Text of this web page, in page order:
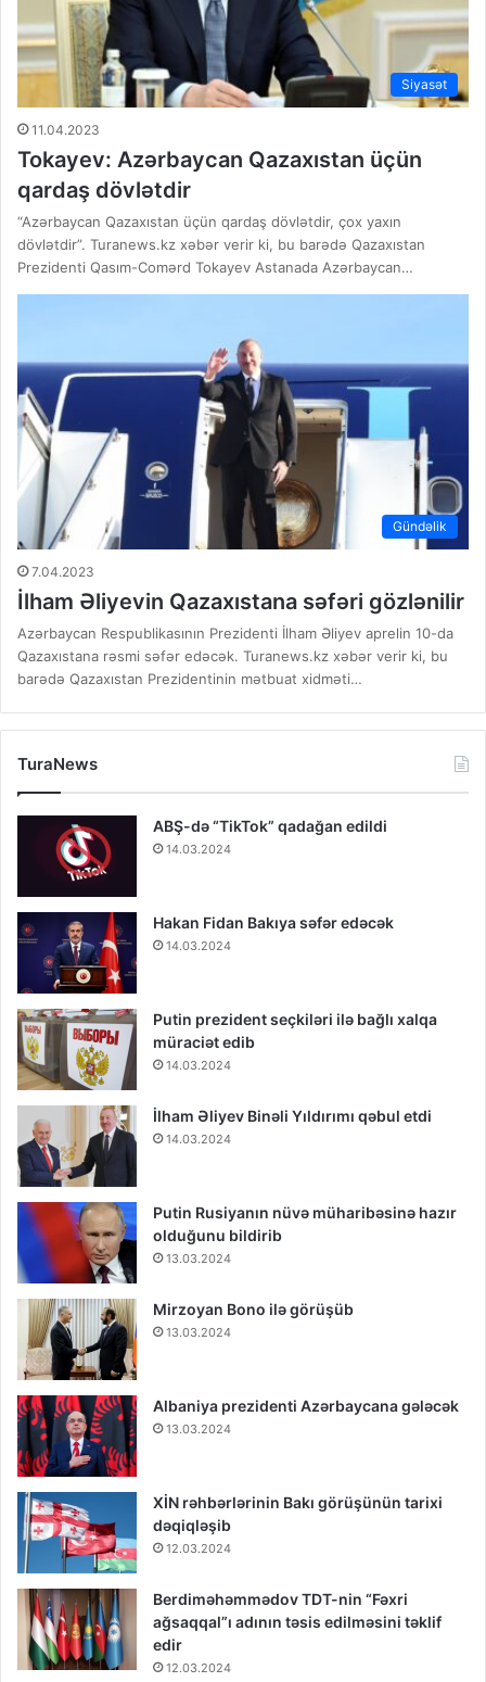
Siyasət
11.04.2023
Tokayev: Azərbaycan Qazaxıstan üçün
qardaş dövlətdir
“Azərbaycan Qazaxıstan üçün qardaş dövlətdir, çox yaxın
dövlətdir”. Turanews.kz xəbər verir ki, bu barədə Qazaxıstan
Prezidenti Qasım-Comərd Tokayev Astanada Azərbaycan…
Gündəlik
7.04.2023
İlham Əliyevin Qazaxıstana səfəri gözlənilir
Azərbaycan Respublikasının Prezidenti İlham Əliyev aprelin 10-da
Qazaxıstana rəsmi səfər edəcək. Turanews.kz xəbər verir ki, bu
barədə Qazaxıstan Prezidentinin mətbuat xidməti…
TuraNews
ABŞ-də “TikTok” qadağan edildi
14.03.2024
Hakan Fidan Bakıya səfər edəcək
14.03.2024
Putin prezident seçkiləri ilə bağlı xalqa
müraciət edib
14.03.2024
İlham Əliyev Binəli Yıldırımı qəbul etdi
14.03.2024
Putin Rusiyanın nüvə müharibəsinə hazır
olduğunu bildirib
13.03.2024
Mirzoyan Bono ilə görüşüb
13.03.2024
Albaniya prezidenti Azərbaycana gələcək
13.03.2024
XİN rəhbərlərinin Bakı görüşünün tarixi
dəqiqləşib
12.03.2024
Berdiməhəmmədov TDT-nin “Fəxri
ağsaqqal”ı adının təsis edilməsini təklif
edir
12.03.2024